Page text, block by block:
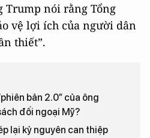
Trump nói rằng Tổng
vệ lợi ích của người dân
thiết”.
bản 2.0” của ông
đối ngoại Mỹ?
lại kỷ nguyên can thiệp